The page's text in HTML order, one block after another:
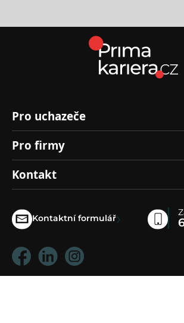
Pro uchazeče
Pro firmy
Kontakt
Kontaktní formulář›